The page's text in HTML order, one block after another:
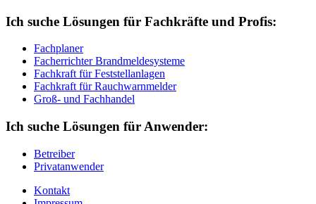
Ich suche Lösungen für Fachkräfte und Profis:
Fachplaner
Facherrichter Brandmeldesysteme
Fachkraft für Feststellanlagen
Fachkraft für Rauchwarnmelder
Groß- und Fachhandel
Ich suche Lösungen für Anwender:
Betreiber
Privatanwender
Kontakt